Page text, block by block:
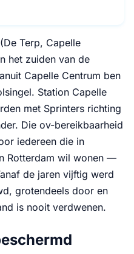
Terp, Capelle
het zuiden van de
Capelle Centrum ben
Station Capelle
met Sprinters richting
Die ov-bereikbaarheid
iedereen die in
Rotterdam wil wonen —
de jaren vijftig werd
grotendeels door en
is nooit verdwenen.